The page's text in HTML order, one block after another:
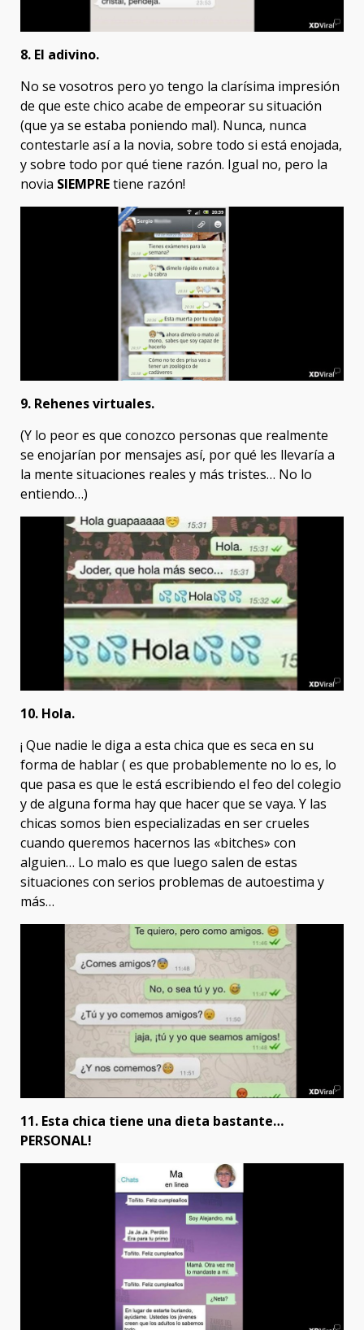
8. El adivino.
No se vosotros pero yo tengo la clarísima impresión
de que este chico acabe de empeorar su situación
(que ya se estaba poniendo mal). Nunca, nunca
contestarle así a la novia, sobre todo si está enojada,
y sobre todo por qué tiene razón. Igual no, pero la
novia SIEMPREtiene razón!
9. Rehenes virtuales.
(Y lo peor es que conozco personas que realmente
se enojarían por mensajes así, por qué les llevaría a
la mente situaciones reales y más tristes… No lo
entiendo…)
10. Hola.
¡ Que nadie le diga a esta chica que es seca en su
forma de hablar ( es que probablemente no lo es, lo
que pasa es que le está escribiendo el feo del colegio
y de alguna forma hay que hacer que se vaya. Y las
chicas somos bien especializadas en ser crueles
cuando queremos hacernos las «bitches» con
alguien… Lo malo es que luego salen de estas
situaciones con serios problemas de autoestima y
más…
11. Esta chica tiene una dieta bastante…
PERSONAL!